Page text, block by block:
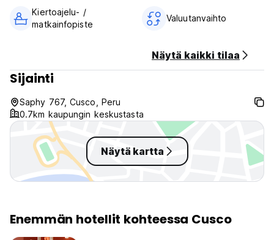
Kiertoajelu- /
matkainfopiste
Valuutanvaihto
Näytä kaikki tilaa
Sijainti
Saphy 767, Cusco, Peru
0.7km kaupungin keskustasta
Näytä kartta
Enemmän hotellit kohteessa Cusco